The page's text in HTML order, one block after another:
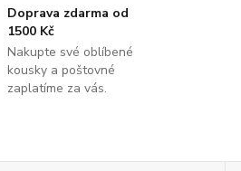
Doprava zdarma od
1500 Kč
Nakupte své oblíbené
kousky a poštovné
zaplatíme za vás.